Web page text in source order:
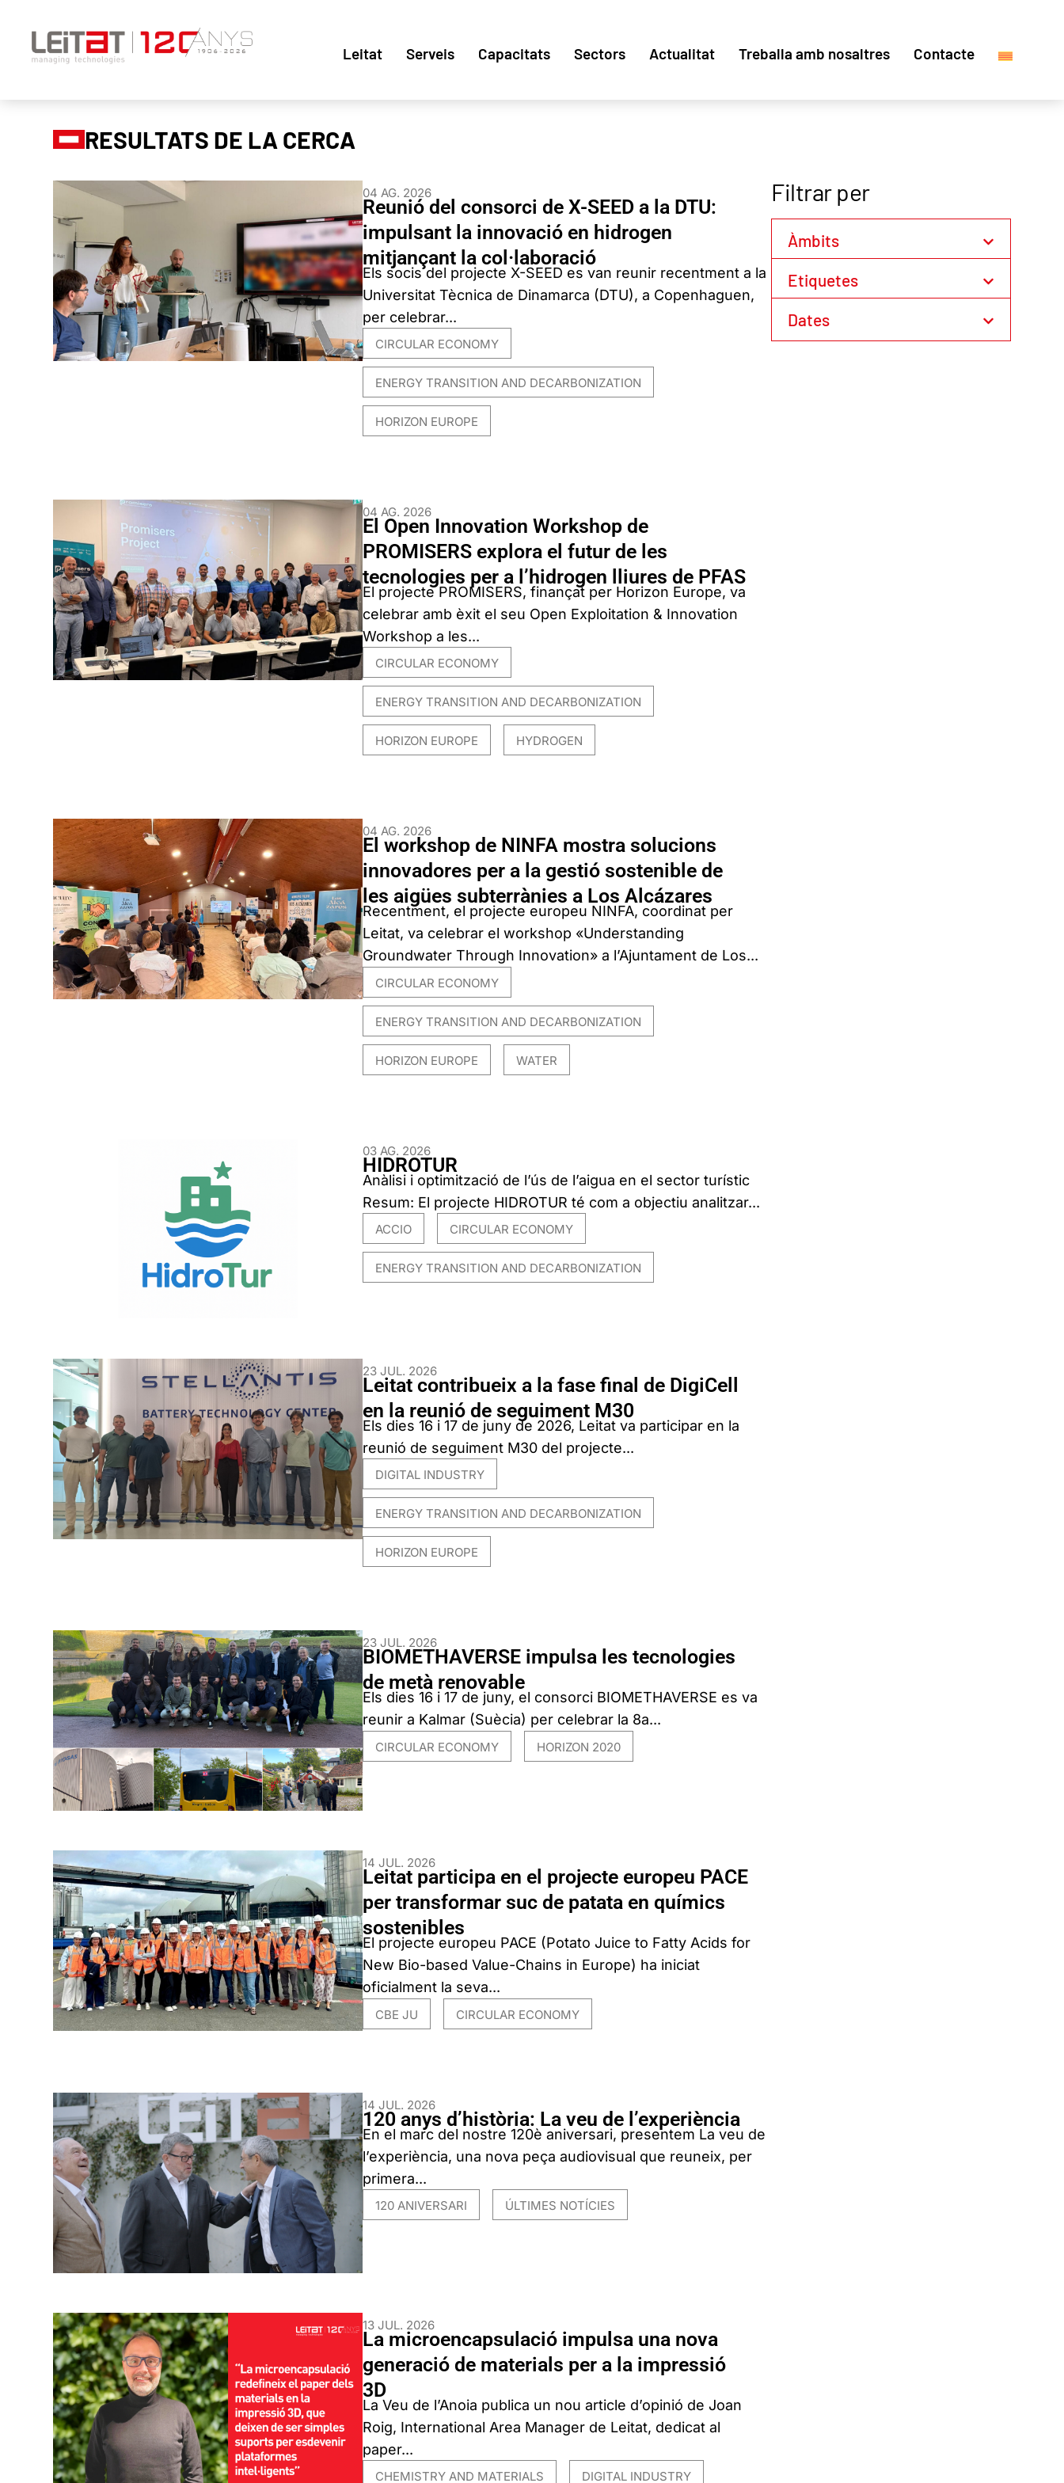
Leitat Serveis Capacitats Sectors Actualitat Treballa amb nosaltres Contacte
RESULTATS DE LA CERCA
04 AG. 2026
Reunió del consorci de X-SEED a la DTU:
impulsant la innovació en hidrogen
mitjançant la col·laboració
Els socis del projecte X-SEED es van reunir recentment a la
Universitat Tècnica de Dinamarca (DTU), a Copenhaguen,
per celebrar...
CIRCULAR ECONOMY
ENERGY TRANSITION AND DECARBONIZATION
HORIZON EUROPE
04 AG. 2026
El Open Innovation Workshop de
PROMISERS explora el futur de les
tecnologies per a l’hidrogen lliures de PFAS
El projecte PROMISERS, finançat per Horizon Europe, va
celebrar amb èxit el seu Open Exploitation & Innovation
Workshop a les...
CIRCULAR ECONOMY
ENERGY TRANSITION AND DECARBONIZATION
HORIZON EUROPE HYDROGEN
04 AG. 2026
El workshop de NINFA mostra solucions
innovadores per a la gestió sostenible de
les aigües subterrànies a Los Alcázares
Recentment, el projecte europeu NINFA, coordinat per
Leitat, va celebrar el workshop «Understanding
Groundwater Through Innovation» a l’Ajuntament de Los...
CIRCULAR ECONOMY
ENERGY TRANSITION AND DECARBONIZATION
HORIZON EUROPE WATER
03 AG. 2026
HIDROTUR
Anàlisi i optimització de l’ús de l’aigua en el sector turístic
Resum: El projecte HIDROTUR té com a objectiu analitzar...
ACCIO CIRCULAR ECONOMY
ENERGY TRANSITION AND DECARBONIZATION
23 JUL. 2026
Leitat contribueix a la fase final de DigiCell
en la reunió de seguiment M30
Els dies 16 i 17 de juny de 2026, Leitat va participar en la
reunió de seguiment M30 del projecte...
DIGITAL INDUSTRY
ENERGY TRANSITION AND DECARBONIZATION
HORIZON EUROPE
23 JUL. 2026
BIOMETHAVERSE impulsa les tecnologies
de metà renovable
Els dies 16 i 17 de juny, el consorci BIOMETHAVERSE es va
reunir a Kalmar (Suècia) per celebrar la 8a...
CIRCULAR ECONOMY HORIZON 2020
14 JUL. 2026
Leitat participa en el projecte europeu PACE
per transformar suc de patata en químics
sostenibles
El projecte europeu PACE (Potato Juice to Fatty Acids for
New Bio-based Value-Chains in Europe) ha iniciat
oficialment la seva...
CBE JU CIRCULAR ECONOMY
14 JUL. 2026
120 anys d’història: La veu de l’experiència
En el marc del nostre 120è aniversari, presentem La veu de
l’experiència, una nova peça audiovisual que reuneix, per
primera...
120 ANIVERSARI ÚLTIMES NOTÍCIES
13 JUL. 2026
La microencapsulació impulsa una nova
generació de materials per a la impressió
3D
La Veu de l’Anoia publica un nou article d’opinió de Joan
Roig, International Area Manager de Leitat, dedicat al
paper...
CHEMISTRY AND MATERIALS DIGITAL INDUSTRY
Filtrar per
Àmbits
Etiquetes
Dates